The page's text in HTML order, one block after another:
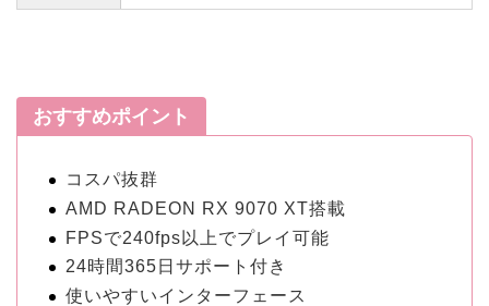
おすすめポイント
コスパ抜群
AMD RADEON RX 9070 XT搭載
FPSで240fps以上でプレイ可能
24時間365日サポート付き
使いやすいインターフェース